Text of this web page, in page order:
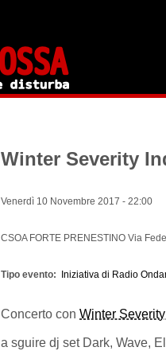
Winter Severity
Venerdì 10 Novembre 2017 - 22:00
CSOA FORTE PRENESTINO Via
Tipo evento Iniziativa di Radio
Concerto con Winter
a sguire dj set Dark, Wave,